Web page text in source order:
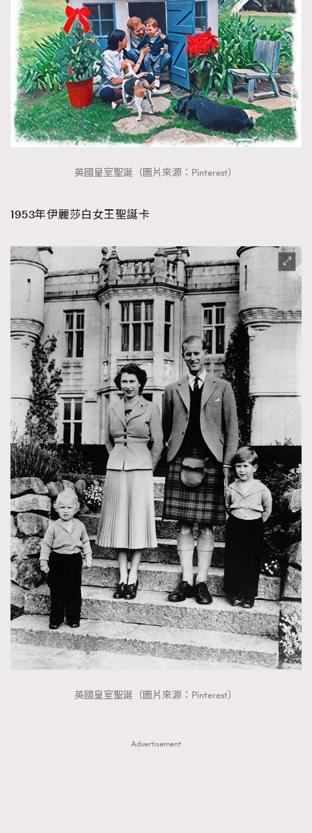
英國皇室聖誕（圖片來源：Pinterest）
1953年伊麗莎白女王聖誕卡
英國皇室聖誕（圖片來源：Pinterest）
Advertisement